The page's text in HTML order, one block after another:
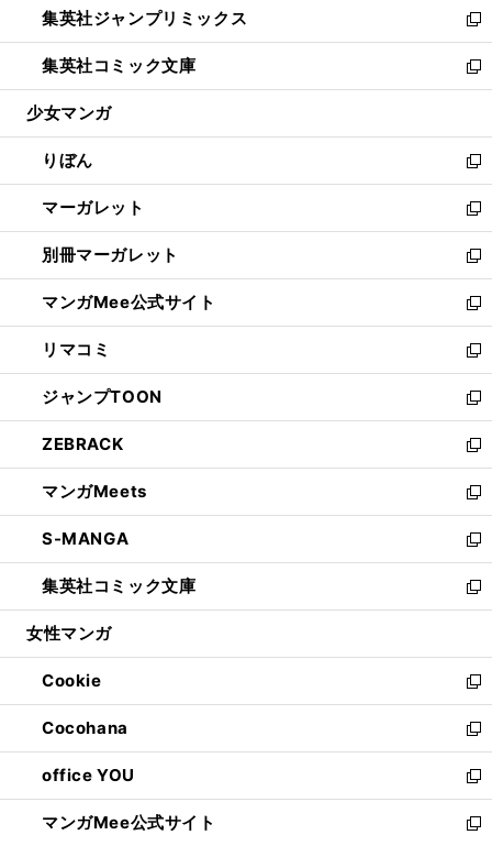
く
で
開
く
ド
ウ
で
開
ィ
ン
ド
ウ
開
く
い
ウ
ィ
ン
ウ
で
開
く
集英社ジャンプリミックス
新
し
い
ウ
ン
ド
ウ
で
開
く
集英社コミック文庫
新
し
ウ
ィ
ン
ド
ウ
で
開
く
少女マンガ
りぼん
新
し
い
ウ
ィ
ン
ド
ウ
で
開
く
マーガレット
新
し
い
ウ
ィ
ン
ド
ウ
で
開
く
別冊マーガレット
新
し
い
ウ
ィ
ン
ド
ウ
で
開
く
マンガMee公式サイト
新
し
い
ウ
ィ
ン
ド
ウ
で
開
く
リマコミ
新
し
い
ウ
ィ
ン
ド
ウ
で
開
く
ジャンプTOON
新
し
い
ウ
ィ
ン
ド
ウ
で
開
ZEBRACK
新
し
い
ウ
ィ
ン
ド
ウ
開
く
マンガMeets
新
し
い
ウ
ィ
ン
ウ
で
開
く
S-MANGA
新
し
い
ウ
ン
ド
ウ
で
開
く
集英社コミック文庫
新
し
ウ
ィ
ン
ド
ウ
で
開
く
女性マンガ
Cookie
新
し
い
ウ
ィ
ン
ド
Cocohana
新
し
い
ウ
ィ
office YOU
新
し
い
マンガMee公式サイト
新